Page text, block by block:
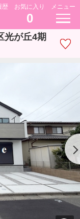
歴 お気に入り
0
メニュー
光が丘4期